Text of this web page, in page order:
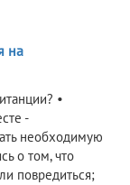
на
•
-
необходимую
о том, что
повредиться;